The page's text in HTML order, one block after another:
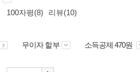
100자평(8) 리뷰(10)
무이자 할부 소득공제 470원